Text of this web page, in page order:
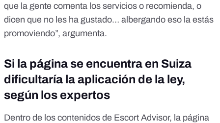
que la gente comenta los servicios o recomienda, o
dicen que no les ha gustado… albergando eso la estás
promoviendo”, argumenta.
Si la página se encuentra en Suiza
dificultaría la aplicación de la ley,
según los expertos
Dentro de los contenidos de Escort Advisor, la página